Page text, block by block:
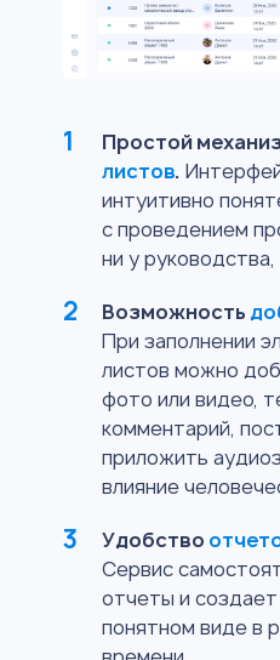
Простой
листов.
интуитивно
с проведением
ни у
Возможность
При заполнении
листов можно
фото или видео,
комментарий,
приложить
влияние
Удобство
Сервис
отчеты и создает
понятном виде в